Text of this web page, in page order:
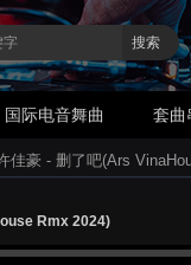
搜索
国际电音舞曲 套曲
佳豪 - 删了吧(Ars
Rmx 2024)